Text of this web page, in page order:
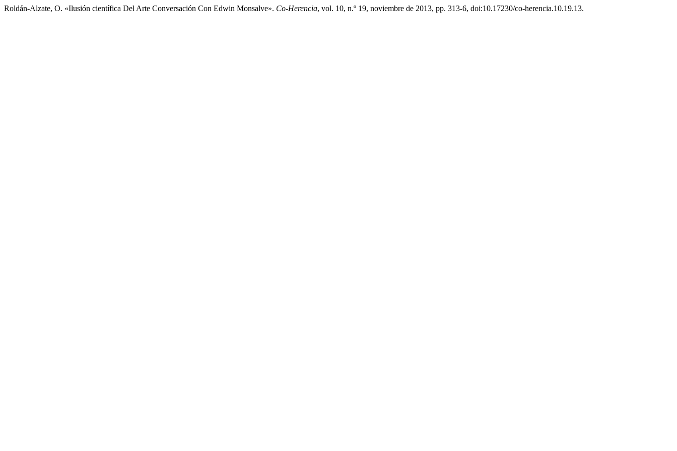
Roldán-Alzate, O. «Ilusión científica Del Arte Conversación Con Edwin Monsalve». Co-Herencia, vol. 10, n.º 19, noviembre de 2013, pp. 313-6, doi:10.17230/co-herencia.10.19.13.